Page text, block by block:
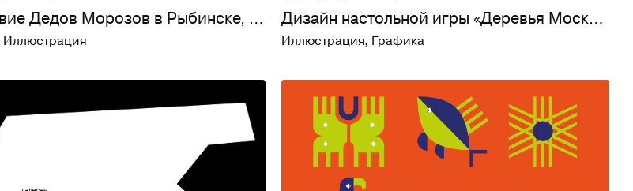
НаШествие Дедов Морозов в Рыбинске, графический комплекс
Иллюстрация
Дизайн настольной игры «Деревья Москвы»
Иллюстрация, Графика